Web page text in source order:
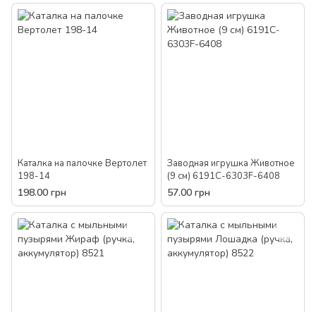
Каталка на палочке Вертолет
198-14
198.00 грн
Заводная игрушка Животное
(9 см) 6191C-6303F-6408
57.00 грн